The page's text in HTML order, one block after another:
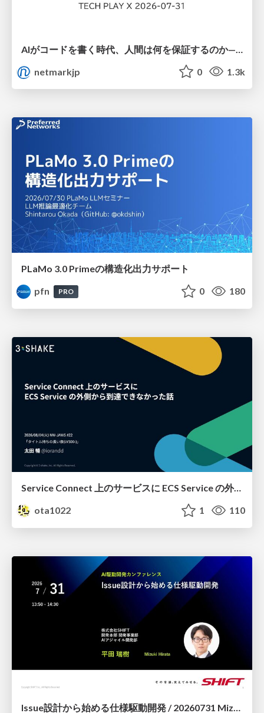
netmarkjp
0 1.3k
PLaMo 3.0 Primeの構造化出力サポート
pfn
PRO 0 180
Service Connect 上のサービスに ECS Service の外側から到達できなかった話
ota1022
1 110